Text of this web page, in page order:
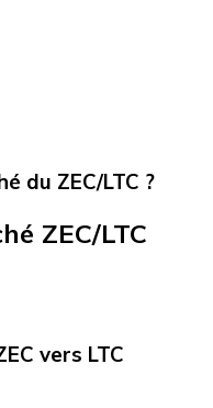
du ZEC/LTC ?
ZEC/LTC
vers LTC